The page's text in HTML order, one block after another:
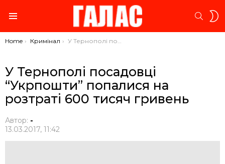
You are here:
Home Кримінал У Тернополі посадовці “Укрпошти” попалися на розтраті 600 тисяч гривень
У Тернополі посадовці
“Укрпошти” попалися на
розтраті 600 тисяч гривень
Автор: -
13.03.2017, 11:42